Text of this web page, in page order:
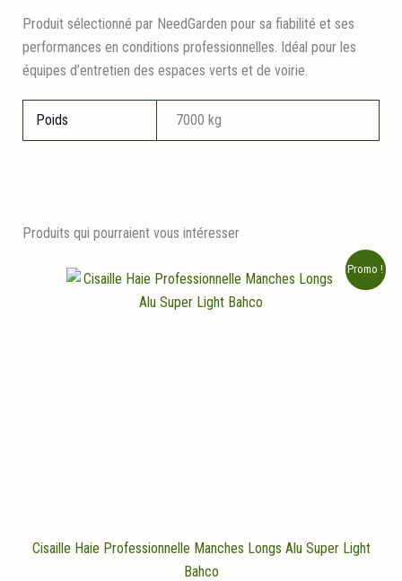
Produit sélectionné par NeedGarden pour sa fiabilité et ses
performances en conditions professionnelles. Idéal pour les
équipes d’entretien des espaces verts et de voirie.
Poids 7000 kg
Produits qui pourraient vous intéresser
Promo !
Cisaille Haie Professionnelle Manches Longs Alu Super Light
Bahco